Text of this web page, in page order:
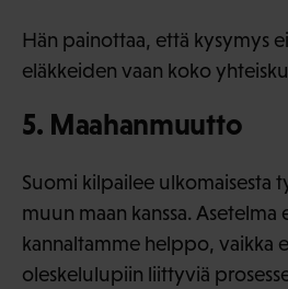
Hän painottaa, että kysymys
eläkkeiden vaan koko
5. Maahanmuutto
Suomi kilpailee ulkomaisesta
muun maan kanssa. Asetelma
kannaltamme helppo, vaikka
oleskelulupiin liittyviä